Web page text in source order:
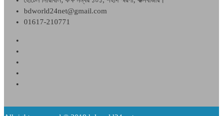
bdworld24net@gmail.com
01617-210771